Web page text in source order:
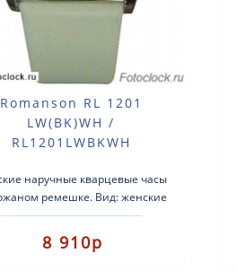
Romanson RL 1201
LW(BK)WH /
RL1201LWBKWH
наручные кварцевые часы
ремешке. Вид: женские
часы.Тип механизма:
нержавеющая
сталь.Ремешок..
8 910р